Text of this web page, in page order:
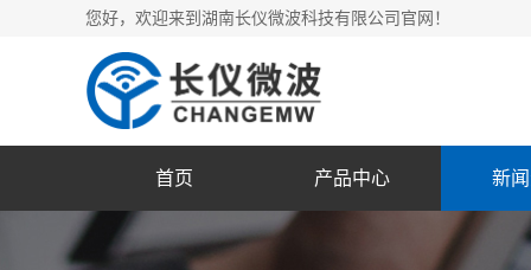
您好，欢迎来到湖南长仪微波科技有限公司官网！
首页 产品中心 新